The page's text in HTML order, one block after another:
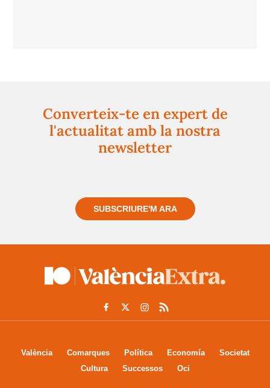
Converteix-te en expert de
l'actualitat amb la nostra
newsletter
SUBSCRIURE'M ARA
València Comarques Política Economía
Societat
Cultura
Successos Oci